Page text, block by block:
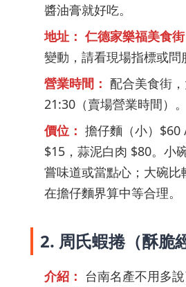
醬油膏就好吃。
地址： 仁德家樂福美食街
變動，請看現場指標或問
營業時間： 配合美食街
21:30（賣場營業時間）。
價位： 擔仔麵（小）$60
$15，蒜泥白肉 $80。小
嘗味道或當點心；大碗比
在擔仔麵界算中等合理。
2. 周氏蝦捲（酥脆
介紹： 台南名產不用多